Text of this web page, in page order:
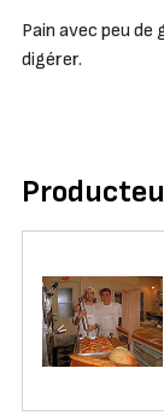
Pain avec peu de
digérer.